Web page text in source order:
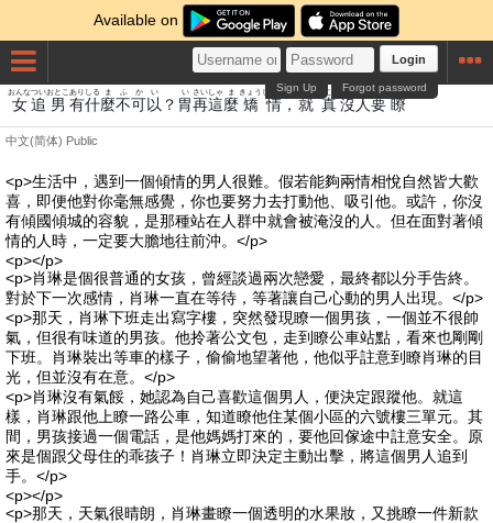
Available on
Login
Forgot password
Sign Up
女
おんな
追
つい
男
おとこ
有
あり
什
しる
麼
ま
不可
ふか
以
い
？ 胃
い
再
さい
這
しゃ
麼
ま
矯
きょう
情
じょう
，就
しゅう
真
まこと
沒
ぼつ
人
にん
要
よう
瞭
りょう
中文(简体) Public
<p>生活中，遇到一個傾情的男人很難。假若能夠兩情相悅自然皆大歡
喜，即便他對你毫無感覺，你也要努力去打動他、吸引他。或許，你沒
有傾國傾城的容貌，是那種站在人群中就會被淹沒的人。但在面對著傾
情的人時，一定要大膽地往前沖。</p>
<p></p>
<p>肖琳是個很普通的女孩，曾經談過兩次戀愛，最終都以分手告終。
對於下一次感情，肖琳一直在等待，等著讓自己心動的男人出現。</p>
<p>那天，肖琳下班走出寫字樓，突然發現瞭一個男孩，一個並不很帥
氣，但很有味道的男孩。他拎著公文包，走到瞭公車站點，看來也剛剛
下班。肖琳裝出等車的樣子，偷偷地望著他，他似乎註意到瞭肖琳的目
光，但並沒有在意。</p>
<p>肖琳沒有氣餒，她認為自己喜歡這個男人，便決定跟蹤他。就這
樣，肖琳跟他上瞭一路公車，知道瞭他住某個小區的六號樓三單元。其
間，男孩接過一個電話，是他媽媽打來的，要他回傢途中註意安全。原
來是個跟父母住的乖孩子！肖琳立即決定主動出擊，將這個男人追到
手。</p>
<p></p>
<p>那天，天氣很晴朗，肖琳畫瞭一個透明的水果妝，又挑瞭一件新款